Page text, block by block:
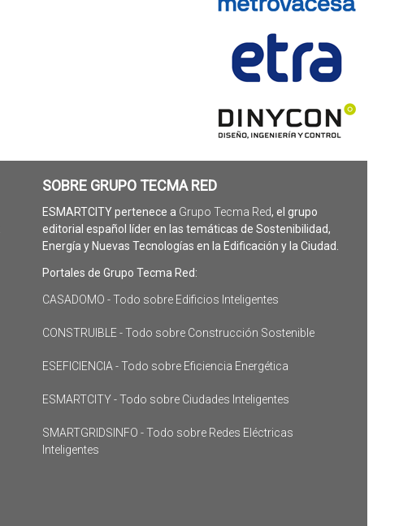
SOBRE GRUPO TECMA RED
ESMARTCITY pertenece a Grupo Tecma Red, el grupo
editorial español líder en las temáticas de Sostenibilidad,
Energía y Nuevas Tecnologías en la Edificación y la Ciudad.
Portales de Grupo Tecma Red:
CASADOMO - Todo sobre Edificios Inteligentes
CONSTRUIBLE - Todo sobre Construcción Sostenible
ESEFICIENCIA - Todo sobre Eficiencia Energética
ESMARTCITY - Todo sobre Ciudades Inteligentes
SMARTGRIDSINFO - Todo sobre Redes Eléctricas
Inteligentes